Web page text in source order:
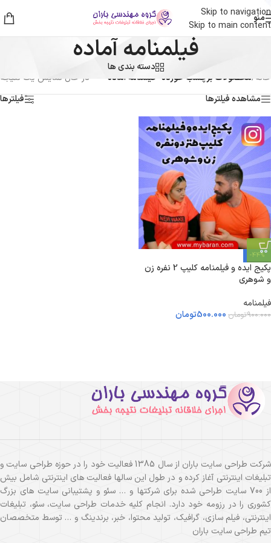
Skip to navigation
Skip to main content
منو
فیلمنامه آماده
دسته بندی ها
خانه /محصولات برچسب خورده “فیلمنامه آماده”
در حال نمایش یک نتیجه
مشاهده فیلترها
فیلترها
-44%
پکیج ایده و فیلمنامه کلیپ 2 نفره زن
و شوهری
فیلمنامه
900.000تومان 500.000تومان
شرکت طراحی سایت باران از سال 1385 فعالیت خود را در حوزه طراحی سایت و
تبلیغات اینترنتی آغاز کرده و در طول این سالها فعالیت های اینترنتی شامل بیش
از 700 سایت طراحی شده برای شرکتها و … سئو و پشتیبانی سایت های بزرگ
کشوری را در رزومه خود دارد. انجام کلیه خدمات طراحی سایت، سئو، تبلیغات
اینترنتی، فیلم سازی، گرافیک، تولید محتوا، خبر، برندینگ و … توسط متخصصان
تیم طراحی سایت باران